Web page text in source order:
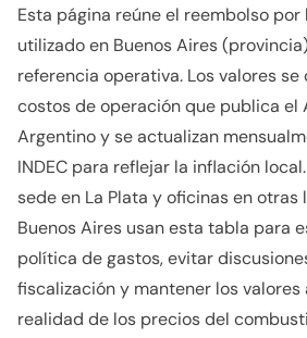
Esta página reúne el reembolso
utilizado en Buenos Aires
referencia operativa. Los valores
costos de operación que publica el
Argentino y se actualizan
INDEC para reflejar la inflación
sede en La Plata y oficinas en
Buenos Aires usan esta tabla para
política de gastos, evitar
fiscalización y mantener los valores
realidad de los precios del